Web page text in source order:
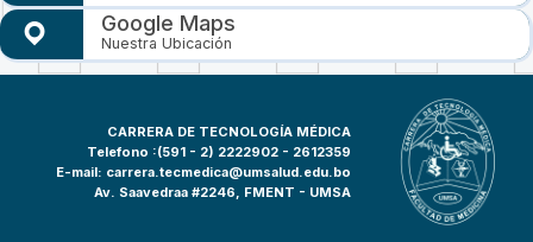
Google Maps
Nuestra Ubicación
CARRERA DE TECNOLOGÍA MÉDICA
Telefono :(591 - 2) 2222902 - 2612359
E-mail: carrera.tecmedica@umsalud.edu.bo
Av. Saavedraa #2246, FMENT - UMSA